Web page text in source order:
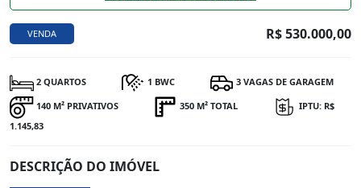
VENDA R$ 530.000,00
2 QUARTOS 1 BWC 3 VAGAS DE GARAGEM
140 M² PRIVATIVOS 350 M² TOTAL
IPTU: R$
1.145,83
DESCRIÇÃO DO IMÓVEL